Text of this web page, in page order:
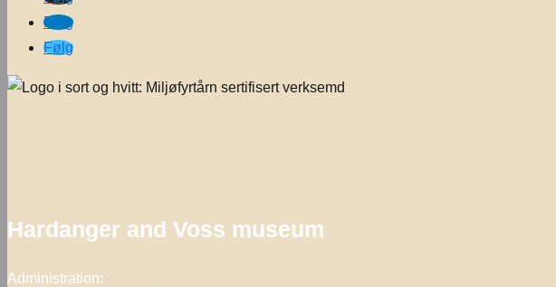
Følg
Følg
Hardanger and Voss museum
Administration: